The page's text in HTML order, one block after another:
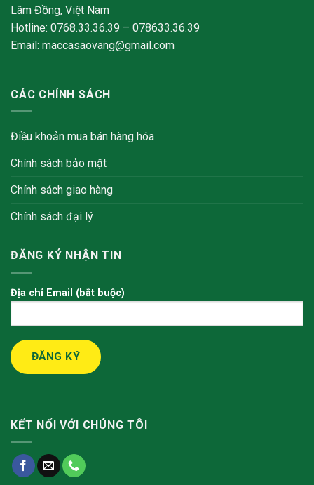
Lâm Đồng, Việt Nam
Hotline: 0768.33.36.39 – 078633.36.39
Email: maccasaovang@gmail.com
CÁC CHÍNH SÁCH
Điều khoản mua bán hàng hóa
Chính sách bảo mật
Chính sách giao hàng
Chính sách đại lý
ĐĂNG KÝ NHẬN TIN
Địa chỉ Email (bắt buộc)
KẾT NỐI VỚI CHÚNG TÔI